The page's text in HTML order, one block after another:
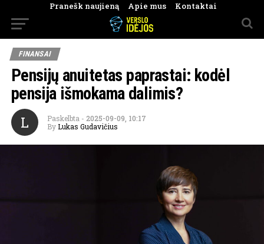
Pranešk naujieną Apie mus Kontaktai
FINANSAI
Pensijų anuitetas paprastai: kodėl
pensija išmokama dalimis?
L Paskelbta - 2025-09-09, 10:17
By Lukas Gudavičius